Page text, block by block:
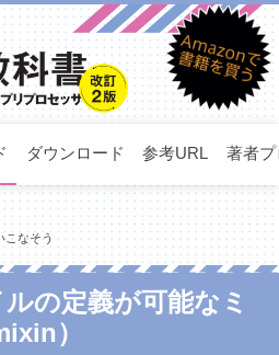
ダウンロード 参考URL 著者
こなそう
の定義が可能なミ
）